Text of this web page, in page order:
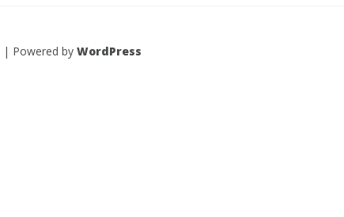
| Powered by WordPress